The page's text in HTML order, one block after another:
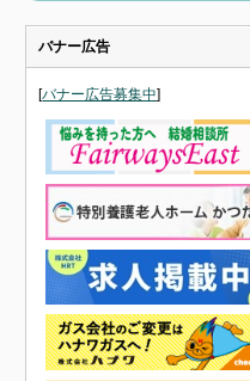
バナー広告
[バナー広告募集中]